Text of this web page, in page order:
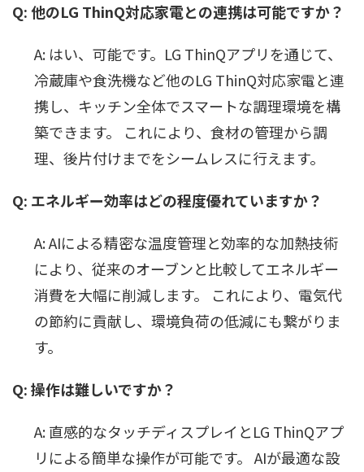
Q: 他のLG ThinQ対応家電との連携は可能ですか？
A: はい、可能です。LG ThinQアプリを通じて、
冷蔵庫や食洗機など他のLG ThinQ対応家電と連
携し、キッチン全体でスマートな調理環境を構
築できます。 これにより、食材の管理から調
理、後片付けまでをシームレスに行えます。
Q: エネルギー効率はどの程度優れていますか？
A: AIによる精密な温度管理と効率的な加熱技術
により、従来のオーブンと比較してエネルギー
消費を大幅に削減します。 これにより、電気代
の節約に貢献し、環境負荷の低減にも繋がりま
す。
Q: 操作は難しいですか？
A: 直感的なタッチディスプレイとLG ThinQアプ
リによる簡単な操作が可能です。 AIが最適な設